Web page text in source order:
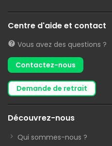
Centre d'aide et contact
Vous avez des questions ?
Contactez-nous
demande de retrait
Découvrez-nous
Qui sommes-nous ?